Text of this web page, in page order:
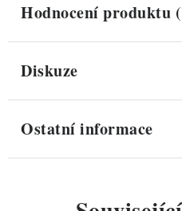
Hodnocení produktu
Diskuze
Ostatní informace